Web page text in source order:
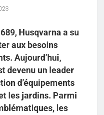
Husqvarna a su
aux besoins
Aujourd’hui,
devenu un leader
d’équipements
les jardins. Parmi
les